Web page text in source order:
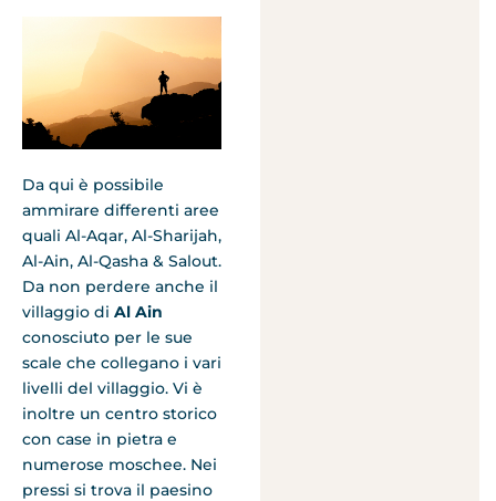
Da qui è possibile
ammirare differenti aree
quali Al-Aqar, Al-Sharijah,
Al-Ain, Al-Qasha & Salout.
Da non perdere anche il
villaggio di Al Ain
conosciuto per le sue
scale che collegano i vari
livelli del villaggio. Vi è
inoltre un centro storico
con case in pietra e
numerose moschee. Nei
pressi si trova il paesino